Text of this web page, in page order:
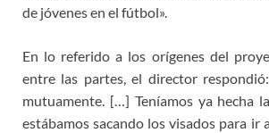
de jóvenes en el fútbol».
En lo referido a los orígenes del
entre las partes, el director
mutuamente. […] Teníamos ya hecha
estábamos sacando los visados para ir